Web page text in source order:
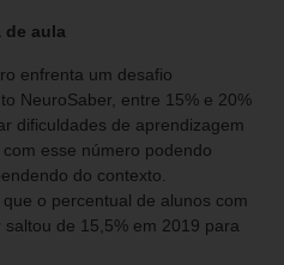
de aula
enfrenta um desafio
NeuroSaber, entre 15% e 20%
dificuldades de aprendizagem
esse número podendo
do contexto.
o percentual de alunos com
de 15,5% em 2019 para